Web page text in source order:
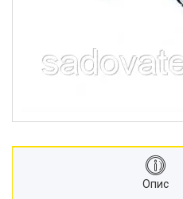
Віброплити
Подрібнювачі гілок
Опис